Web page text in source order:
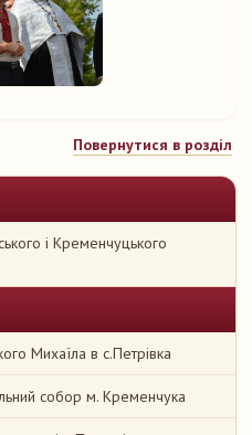
і Кременчуцького
Михаїла в с.Петрівка
собор м. Кременчука
Повернутися в розділ